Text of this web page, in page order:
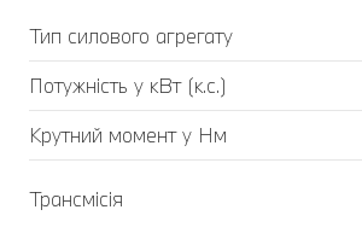
Тип силового агрегату
Потужність у кВт (к.с.)
Крутний момент у Нм
Трансмісія